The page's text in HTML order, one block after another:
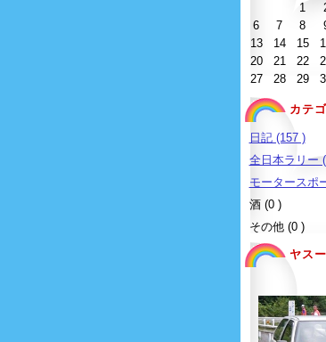
1
6
7 8
13
14 15
20
21 22
27
28 29
カテ
日記 (157 )
全日本ラリー
モータースポ
酒 (0 )
その他 (0 )
ヤス